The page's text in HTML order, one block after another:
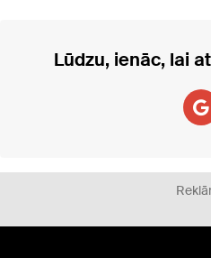
Lūdzu, ienāc, lai